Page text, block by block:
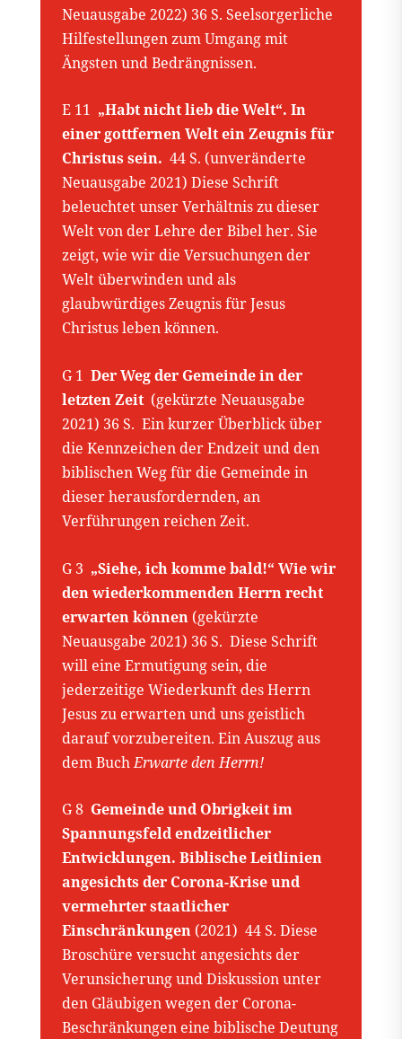
Neuausgabe 2022) 36 S. Seelsorgerliche
Hilfestellungen zum Umgang mit
Ängsten und Bedrängnissen.
E 11 „Habt nicht lieb die Welt“. In
einer gottfernen Welt ein Zeugnis für
Christus sein. 44 S. (unveränderte
Neuausgabe 2021) Diese Schrift
beleuchtet unser Verhältnis zu dieser
Welt von der Lehre der Bibel her. Sie
zeigt, wie wir die Versuchungen der
Welt überwinden und als
glaubwürdiges Zeugnis für Jesus
Christus leben können.
G 1 Der Weg der Gemeinde in der
letzten Zeit (gekürzte Neuausgabe
2021) 36 S. Ein kurzer Überblick über
die Kennzeichen der Endzeit und den
biblischen Weg für die Gemeinde in
dieser herausfordernden, an
Verführungen reichen Zeit.
G 3 „Siehe, ich komme bald!“ Wie wir
den wiederkommenden Herrn recht
erwarten können(gekürzte
Neuausgabe 2021) 36 S. Diese Schrift
will eine Ermutigung sein, die
jederzeitige Wiederkunft des Herrn
Jesus zu erwarten und uns geistlich
darauf vorzubereiten. Ein Auszug aus
dem BuchErwarte den Herrn!
G 8 Gemeinde und Obrigkeit im
Spannungsfeld endzeitlicher
Entwicklungen. Biblische Leitlinien
angesichts der Corona-Krise und
vermehrter staatlicher
Einschränkungen (2021) 44 S. Diese
Broschüre versucht angesichts der
Verunsicherung und Diskussion unter
den Gläubigen wegen der Corona-
Beschränkungen eine biblische Deutung